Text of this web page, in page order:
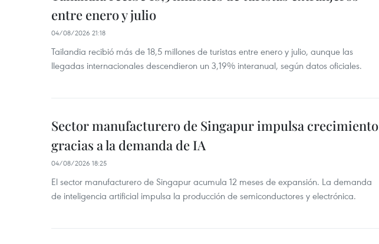
entre enero y julio
04/08/2026 21:18
Tailandia recibió más de 18,5 millones de turistas entre enero y julio, aunque las
llegadas internacionales descendieron un 3,19% interanual, según datos oficiales.
Sector manufacturero de Singapur impulsa crecimiento
gracias a la demanda de IA
04/08/2026 18:25
El sector manufacturero de Singapur acumula 12 meses de expansión. La demanda
de inteligencia artificial impulsa la producción de semiconductores y electrónica.